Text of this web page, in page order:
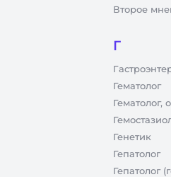
Второе
Г
Гематолог
Гематолог,
Генетик
Гепатолог
Гепатолог